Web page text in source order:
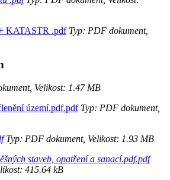
KATASTR .pdfTyp: PDF dokument,
Velikost: 1.47 MB
území.pdf.pdfTyp: PDF dokument,
Typ: PDF dokument, Velikost: 1.93 MB
staveb, opatření a sanací.pdf.pdf
415.64 kB